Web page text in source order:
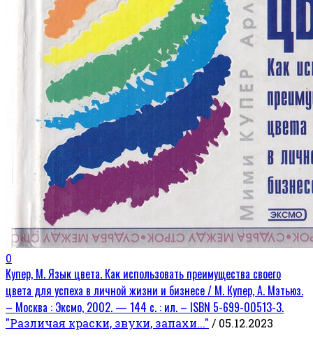
0
Купер, М. Язык цвета. Как использовать преимущества своего
цвета для успеха в личной жизни и бизнесе / М. Купер, А. Мэтьюз.
– Москва : Эксмо, 2002. — 144 с. : ил. – ISBN 5-699-00513-3.
"Различая краски, звуки, запахи..." / 05.12.2023